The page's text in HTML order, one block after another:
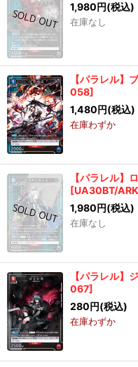
1,980円(税込)
在庫なし
【パラレル】
058]
1,480円(税込)
在庫わずか
【パラレル】
[UA30BT/
1,980円(税込)
在庫なし
【パラレル】
067]
280円(税込)
在庫わずか